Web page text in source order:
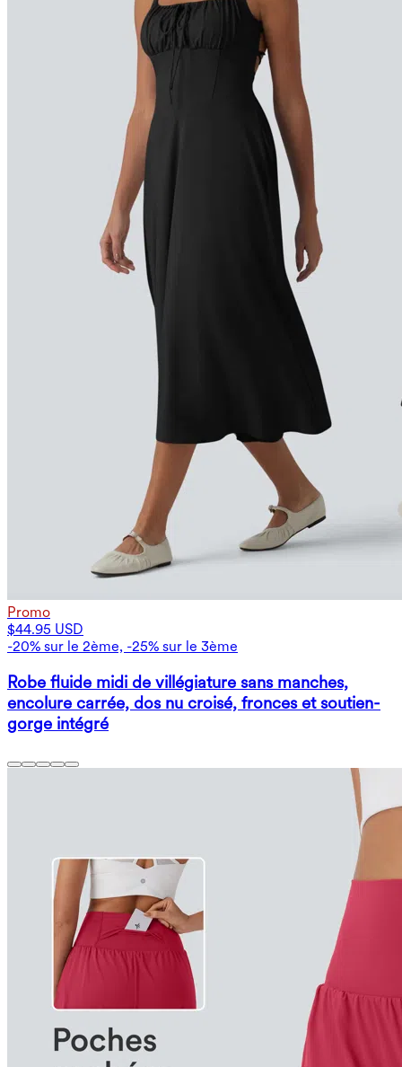
Promo
$44.95 USD
-20% sur le 2ème, -25% sur le 3ème
Robe fluide midi de villégiature sans manches,
encolure carrée, dos nu croisé, fronces et soutien-
gorge intégré